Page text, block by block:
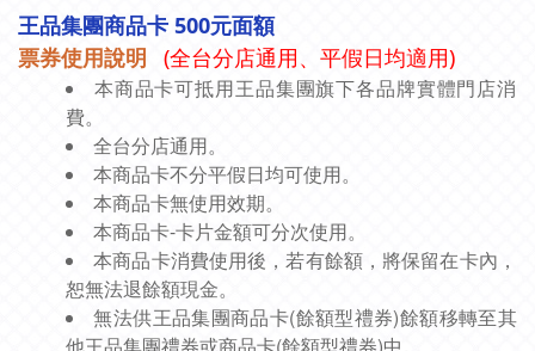
王品集團商品卡 500元面額
票券使用說明
(全台分店通用、平假日均適用)
本商品卡可抵用王品集團旗下各品牌實體門店消
費。
全台分店通用。
本商品卡不分平假日均可使用。
本商品卡無使用效期。
本商品卡-卡片金額可分次使用。
本商品卡消費使用後，若有餘額，將保留在卡內，
恕無法退餘額現金。
無法供王品集團商品卡(餘額型禮券)餘額移轉至其